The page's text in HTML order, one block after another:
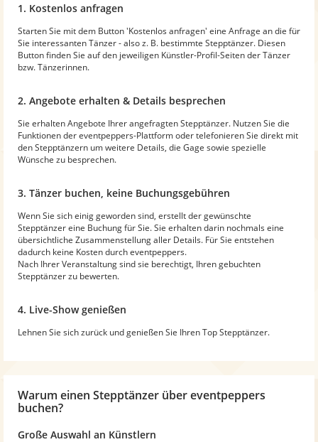
1. Kostenlos anfragen
Starten Sie mit dem Button 'Kostenlos anfragen' eine Anfrage an die für
Sie interessanten Tänzer - also z. B. bestimmte Stepptänzer. Diesen
Button finden Sie auf den jeweiligen Künstler-Profil-Seiten der Tänzer
bzw. Tänzerinnen.
2. Angebote erhalten & Details besprechen
Sie erhalten Angebote Ihrer angefragten Stepptänzer. Nutzen Sie die
Funktionen der eventpeppers-Plattform oder telefonieren Sie direkt mit
den Stepptänzern um weitere Details, die Gage sowie spezielle
Wünsche zu besprechen.
3. Tänzer buchen, keine Buchungsgebühren
Wenn Sie sich einig geworden sind, erstellt der gewünschte
Stepptänzer eine Buchung für Sie. Sie erhalten darin nochmals eine
übersichtliche Zusammenstellung aller Details. Für Sie entstehen
dadurch keine Kosten durch eventpeppers.
Nach Ihrer Veranstaltung sind sie berechtigt, Ihren gebuchten
Stepptänzer zu bewerten.
4. Live-Show genießen
Lehnen Sie sich zurück und genießen Sie Ihren Top Stepptänzer.
Warum einen Stepptänzer über eventpeppers
buchen?
Große Auswahl an Künstlern